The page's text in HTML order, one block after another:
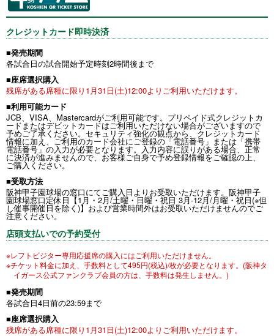
クレジットカード即時決済
■発売期間
各試合日の試合開始予定時刻2時間後まで
■座席選択購入
残席がある席種に限り1月31日(土)12:00よりご利用いただけます。
■利用可能カード
JCB、VISA、Mastercardがご利用可能です。プリペイド式クレジットカ
ードまたはデビットカードはご利用いただけない場合がございますので
予めご了承ください。セキュリティ強化の観点から、クレジットカード
情報に加え、ご利用のカード会社にご登録の「電話番号」または「携帯
電話番号」の入力が必要となります。入力内容に誤りがある場合、正常
に決済が進みませんので、お客様ご自身で予め登録情報をご確認の上、
ご購入ください。
■受取方法
阪神甲子園球場の窓口にてご購入日よりお受取いただけます。阪神甲子
園球場窓口定休日【1月・2月/土曜・日曜・祝日 3月-12月/月曜・祝日(※但
し催事開催日を除く)】および営業時間外はお受取いただけませんのでご
注意ください。
店頭支払いでの予約受付
※レフトビジター専用応援席の購入にはご利用いただけません。
※チケット料金に加え、手数料として495円(税込)/枚が必要となります。(阪神タ
イガース公式ファンクラブ会員の方は、手数料は発生しません。)
■発売期間
各試合日4日前の23:59まで
■座席選択購入
残席がある席種に限り1月31日(土)12:00よりご利用いただけます。